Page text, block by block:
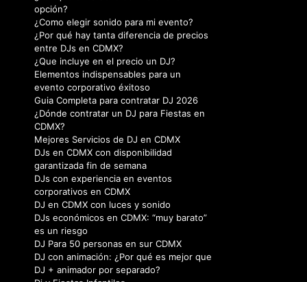
opción?
¿Como elegir sonido para mi evento?
¿Por qué hay tanta diferencia de precios
entre DJs en CDMX?
¿Que incluye en el precio un DJ?
Elementos indispensables para un
evento corporativo éxitoso
Guia Completa para contratar DJ 2026
¿Dónde contratar un DJ para Fiestas en
CDMX?
Mejores Servicios de DJ en CDMX
DJs en CDMX con disponibilidad
garantizada fin de semana
DJs con experiencia en eventos
corporativos en CDMX
DJ en CDMX con luces y sonido
DJs económicos en CDMX: “muy barato”
es un riesgo
DJ Para 50 personas en sur CDMX
DJ con animación: ¿Por qué es mejor que
DJ + animador por separado?